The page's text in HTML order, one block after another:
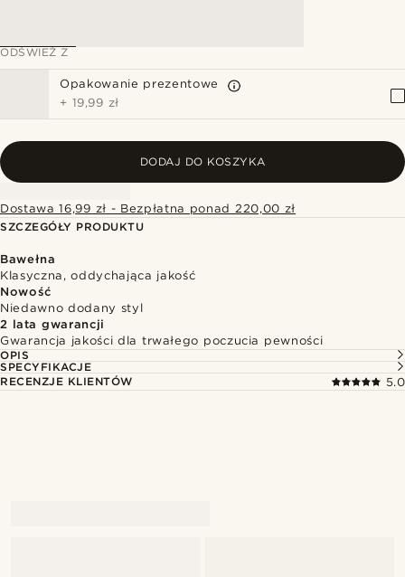
ODŚWIEŻ Z
Opakowanie prezentowe
+ 19,99 zł
DODAJ DO KOSZYKA
Dostawa 16,99 zł - Bezpłatna ponad 220,00 zł
SZCZEGÓŁY PRODUKTU
Bawełna
Klasyczna, oddychająca jakość
Nowość
Niedawno dodany styl
2 lata gwarancji
Gwarancja jakości dla trwałego poczucia pewności
OPIS
SPECYFIKACJE
RECENZJE KLIENTÓW
5.0